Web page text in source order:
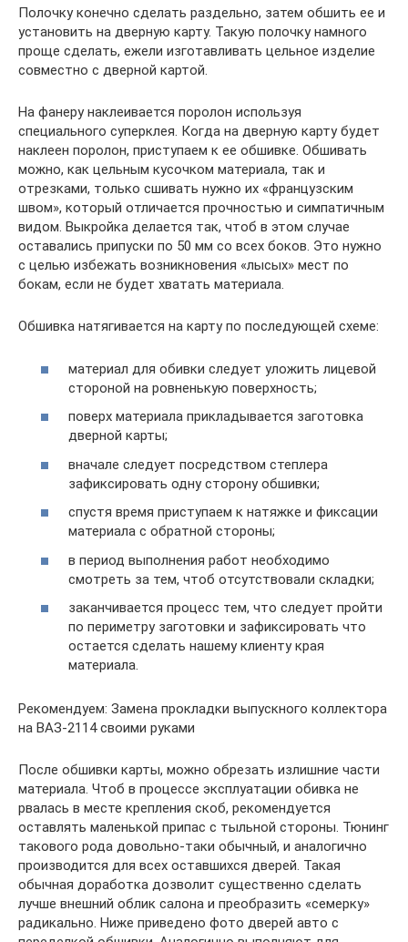
Полочку конечно сделать раздельно, затем обшить ее и
установить на дверную карту. Такую полочку намного
проще сделать, ежели изготавливать цельное изделие
совместно с дверной картой.
На фанеру наклеивается поролон используя
специального суперклея. Когда на дверную карту будет
наклеен поролон, приступаем к ее обшивке. Обшивать
можно, как цельным кусочком материала, так и
отрезками, только сшивать нужно их «французским
швом», который отличается прочностью и симпатичным
видом. Выкройка делается так, чтоб в этом случае
оставались припуски по 50 мм со всех боков. Это нужно
с целью избежать возникновения «лысых» мест по
бокам, если не будет хватать материала.
Обшивка натягивается на карту по последующей схеме:
материал для обивки следует уложить лицевой
стороной на ровненькую поверхность;
поверх материала прикладывается заготовка
дверной карты;
вначале следует посредством степлера
зафиксировать одну сторону обшивки;
спустя время приступаем к натяжке и фиксации
материала с обратной стороны;
в период выполнения работ необходимо
смотреть за тем, чтоб отсутствовали складки;
заканчивается процесс тем, что следует пройти
по периметру заготовки и зафиксировать что
остается сделать нашему клиенту края
материала.
Рекомендуем: Замена прокладки выпускного коллектора
на ВАЗ-2114 своими руками
После обшивки карты, можно обрезать излишние части
материала. Чтоб в процессе эксплуатации обивка не
рвалась в месте крепления скоб, рекомендуется
оставлять маленькой припас с тыльной стороны. Тюнинг
такового рода довольно-таки обычный, и аналогично
производится для всех оставшихся дверей. Такая
обычная доработка дозволит существенно сделать
лучше внешний облик салона и преобразить «семерку»
радикально. Ниже приведено фото дверей авто с